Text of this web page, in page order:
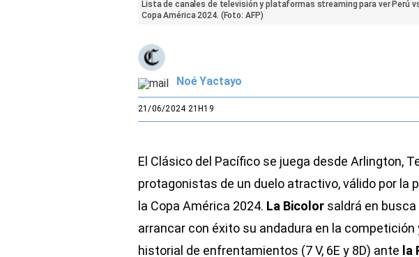
Lista de canales de televisión y plataformas streaming para ver Perú
Copa América 2024. (Foto: AFP)
Noé Yactayo
21/06/2024 21H19
El Clásico del Pacífico se juega desde Arlington,
protagonistas de un duelo atractivo, válido por la
la Copa América 2024. La Bicolor saldrá en
arrancar con éxito su andadura en la competición
historial de enfrentamientos (7 V, 6E y 8D) ante la